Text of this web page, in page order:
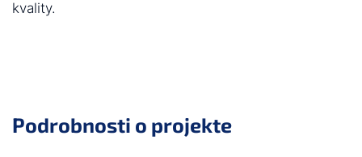
kvality.
Podrobnosti o projekte